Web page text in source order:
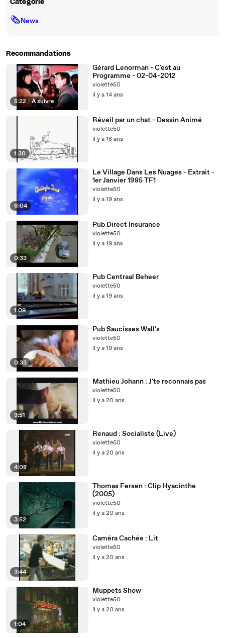
Catégorie
🗞News
Recommandations
5:22 | À suivre
Gérard Lenorman - C'est au
Programme - 02-04-2012
violette50
il y a 14 ans
1:30
Réveil par un chat - Dessin Animé
violette50
il y a 18 ans
6:04
Le Village Dans Les Nuages - Extrait -
1er Janvier 1985 TF1
violette50
il y a 19 ans
0:33
Pub Direct Insurance
violette50
il y a 19 ans
1:09
Pub Centraal Beheer
violette50
il y a 19 ans
0:33
Pub Saucisses Wall's
violette50
il y a 19 ans
3:51
Mathieu Johann : J'te reconnais pas
violette50
il y a 20 ans
4:08
Renaud : Socialiste (Live)
violette50
il y a 20 ans
3:52
Thomas Fersen : Clip Hyacinthe
(2005)
violette50
il y a 20 ans
3:44
Caméra Cachée : Lit
violette50
il y a 20 ans
1:04
Muppets Show
violette50
il y a 20 ans